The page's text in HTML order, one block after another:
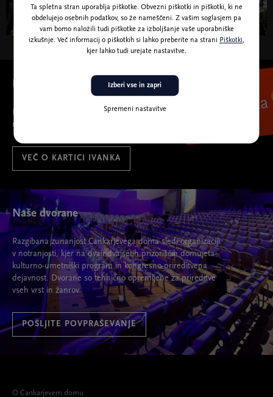
Ivanka
Ivanka
najboljša spremljevalka na prireditve.
VEČ O KARTICI IVANKA
Naše dvorane
Razgibana zunanjost Cankarjevega doma sledi organizaciji
v notranjosti, kjer na dvaindvajsetih prizoriščih domujeta
kulturno-umetniški program in kongresno-prireditvena
dejavnost. Dvorane so tehnično opremljene za prireditve
vseh vrst in žanrov.
POŠLJITE POVPRAŠEVANJE
O Cankarjevem domu
Ta spletna stran uporablja piškotke. Obvezni piškotki in piškotki, ki ne
obdelujejo osebnih podatkov, so že nameščeni. Z vašim soglasjem pa
vam bomo naložili tudi piškotke za izboljšanje vaše uporabniške
izkušnje. Več informacij o piškotkih si lahko preberite na strani Piškotki,
kjer lahko tudi urejate nastavitve.
Spremeni nastavitve
Izberi vse in zapri